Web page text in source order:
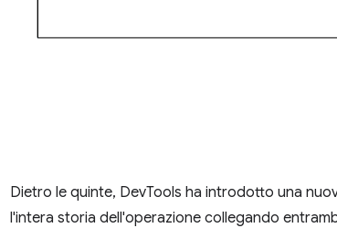
Dietro le quinte, DevTools ha introdotto una
l'intera storia dell'operazione collegando